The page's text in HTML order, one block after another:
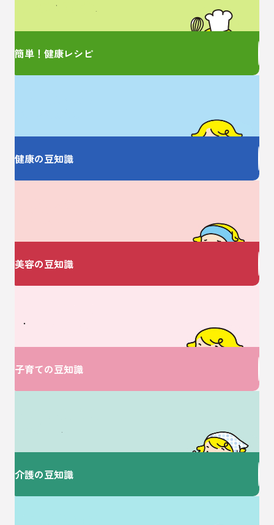
簡単レシピをご紹介！
簡単！健康レシピ
健康の豆知識
美容の豆知識
V・ドラッグにおまかせ♪
子育ての豆知識
介護の豆知識